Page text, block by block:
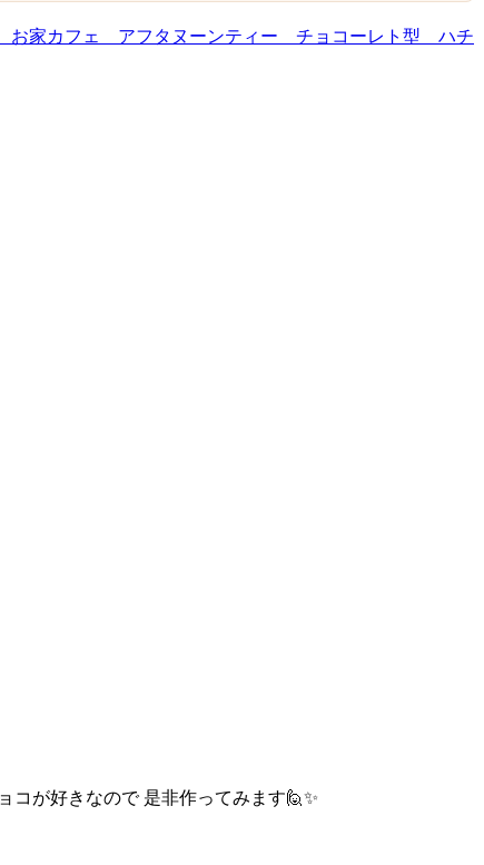
家カフェ アフタヌーンティー チョコーレト型 ハチ
コが好きなので 是非作ってみます🙋✨